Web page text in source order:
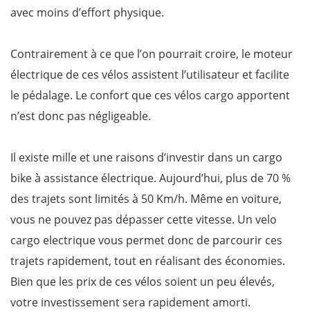
avec moins d’effort physique.
Contrairement à ce que l’on pourrait croire, le moteur
électrique de ces vélos assistent l’utilisateur et facilite
le pédalage. Le confort que ces vélos cargo apportent
n’est donc pas négligeable.
Il existe mille et une raisons d’investir dans un cargo
bike à assistance électrique. Aujourd’hui, plus de 70 %
des trajets sont limités à 50 Km/h. Même en voiture,
vous ne pouvez pas dépasser cette vitesse. Un velo
cargo electrique vous permet donc de parcourir ces
trajets rapidement, tout en réalisant des économies.
Bien que les prix de ces vélos soient un peu élevés,
votre investissement sera rapidement amorti.